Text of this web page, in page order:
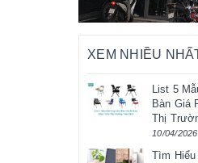
XEM NHIỀU
List 5
Bàn Giá
Thị
10/04/2026
Tìm Hiểu